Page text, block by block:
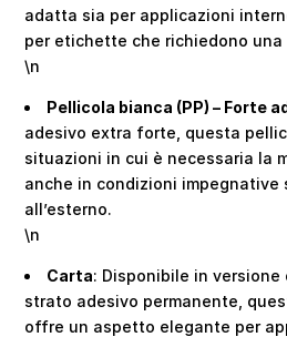
adatta sia per applicazioni
per etichette che richiedono una
\n
Pellicola bianca (PP) – Forte
adesivo extra forte, questa
situazioni in cui è necessaria la
anche in condizioni impegnative
all’esterno.
\n
Carta: Disponibile in
strato adesivo permanente,
offre un aspetto elegante per